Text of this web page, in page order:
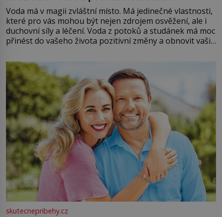
Voda má v magii zvláštní místo. Má jedinečné vlastnosti,
které pro vás mohou být nejen zdrojem osvěžení, ale i
duchovní síly a léčení. Voda z potoků a studánek má moc
přinést do vašeho života pozitivní změny a obnovit vaši
můžete obohatit své rituály a přinést do svého života
větší harmonii a klid. Je důležité
skutecnepribehy.cz